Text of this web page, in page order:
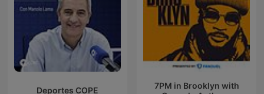
Deportes COPE
7PM in Brooklyn with